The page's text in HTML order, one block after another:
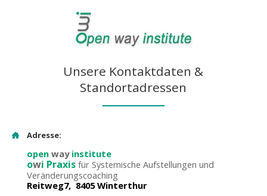
Unsere Kontaktdaten &
Standortadressen
Adresse:
open wayinstitute
owi Praxisfür Systemische Aufstellungen und
Veränderungscoaching
Reitweg7, 8405 Winterthur